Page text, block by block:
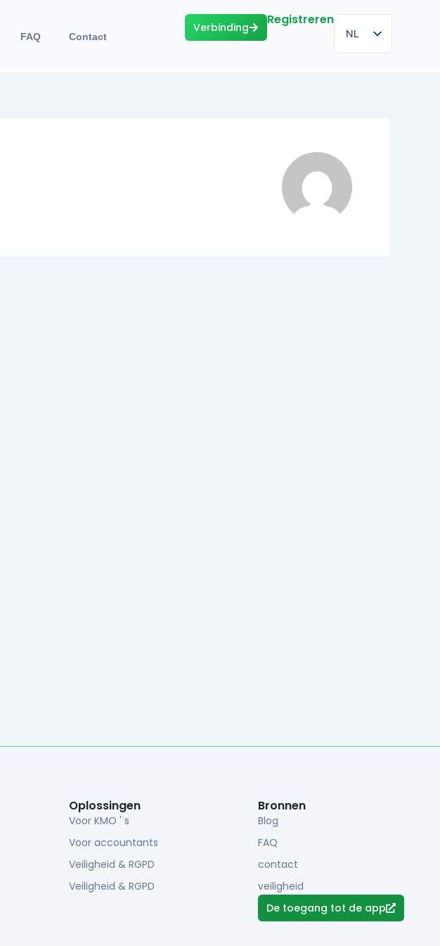
FAQ Contact
Verbinding Registreren
NL
Oplossingen
Voor KMO ' s
Voor accountants
Veiligheid & RGPD
Veiligheid & RGPD
Bronnen
Blog
FAQ
contact
veiligheid
De toegang tot de app